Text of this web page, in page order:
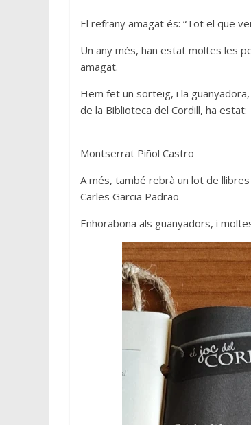
El refrany amagat és: “Tot el que
Un any més, han estat moltes les
amagat.
Hem fet un sorteig, i la
de la Biblioteca del Cordill, ha estat:
Montserrat Piñol Castro
A més, també rebrà un lot de
Carles Garcia Padrao
Enhorabona als guanyadors, i